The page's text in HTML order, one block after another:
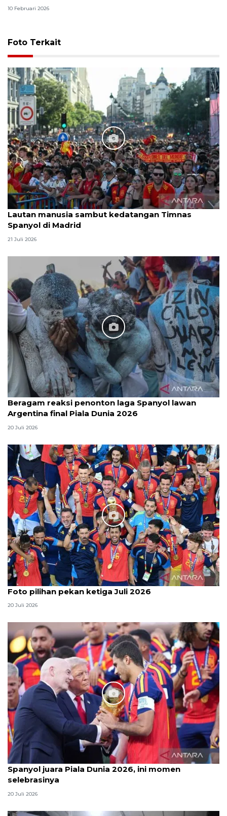
10 Februari 2026
Foto Terkait
Lautan manusia sambut kedatangan Timnas
Spanyol di Madrid
21 Juli 2026
Beragam reaksi penonton laga Spanyol lawan
Argentina final Piala Dunia 2026
20 Juli 2026
Foto pilihan pekan ketiga Juli 2026
20 Juli 2026
Spanyol juara Piala Dunia 2026, ini momen
selebrasinya
20 Juli 2026